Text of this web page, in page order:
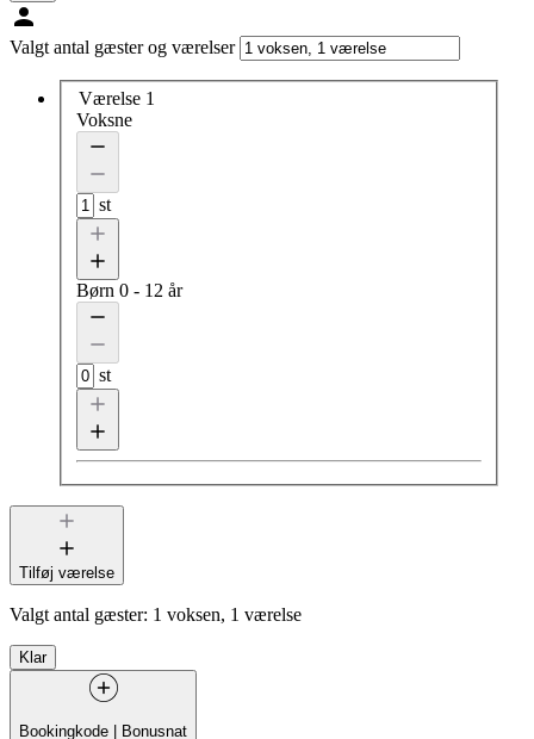
Valgt antal gæster og værelser
Værelse 1
Voksne
st
Børn 0 - 12 år
st
Tilføj værelse
Valgt antal gæster: 1 voksen, 1 værelse
Klar
Bookingkode | Bonusnat